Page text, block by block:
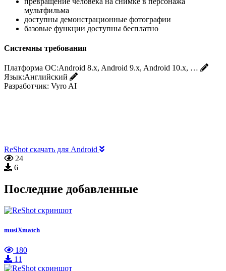
мультфильма
доступны демонстрационные фотографии
базовые функции доступны бесплатно
Системны требования
Платформа ОС:Android 8.x, Android 9.x, Android 10.x, …
Язык:Английский
Разработчик: Vyro AI
ReShot скачать для Android
24
6
Последние добавленные
musiXmatch
180
11